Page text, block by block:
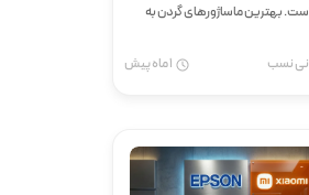
بهترین ماساژورهای گردن به
نسب